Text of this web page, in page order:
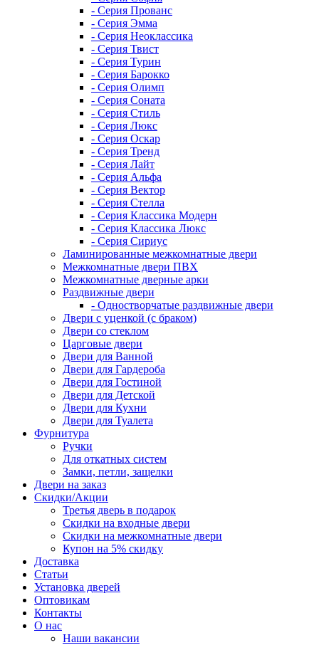
- Серия Прованс
- Серия Эмма
- Серия Неоклассика
- Серия Твист
- Серия Турин
- Серия Барокко
- Серия Олимп
- Серия Соната
- Серия Стиль
- Серия Люкс
- Серия Оскар
- Серия Тренд
- Серия Лайт
- Серия Альфа
- Серия Вектор
- Серия Стелла
- Серия Классика Модерн
- Серия Классика Люкс
- Серия Сириус
Ламинированные межкомнатные двери
Межкомнатные двери ПВХ
Межкомнатные дверные арки
Раздвижные двери
- Одностворчатые раздвижные двери
Двери с уценкой (с браком)
Двери со стеклом
Царговые двери
Двери для Ванной
Двери для Гардероба
Двери для Гостиной
Двери для Детской
Двери для Кухни
Двери для Туалета
Фурнитура
Ручки
Для откатных систем
Замки, петли, защелки
Двери на заказ
Скидки/Акции
Третья дверь в подарок
Скидки на входные двери
Скидки на межкомнатные двери
Купон на 5% скидку
Доставка
Статьи
Установка дверей
Оптовикам
Контакты
О нас
Наши вакансии